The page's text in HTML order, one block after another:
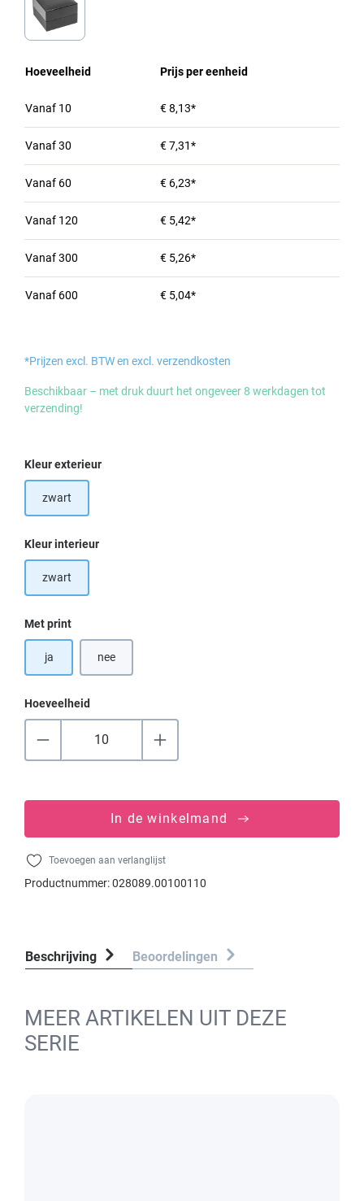
Hoeveelheid Prijs per eenheid
Vanaf 10 € 8,13*
Vanaf30 € 7,31*
Vanaf 60 € 6,23*
Vanaf 120 € 5,42*
Vanaf300 € 5,26*
Vanaf 600 € 5,04*
*Prijzen excl. BTW en excl. verzendkosten
Beschikbaar – met druk duurt het ongeveer 8 werkdagen tot
verzending!
Selecteer
Kleur exterieur
zwart
Selecteer
Kleur interieur
zwart
Selecteer
Met print
ja nee
Hoeveelheid
In de winkelmand
Toevoegen aan verlanglijst
Productnummer:028089.00100110
Beschrijving Beoordelingen
MEER ARTIKELEN UIT DEZE
SERIE